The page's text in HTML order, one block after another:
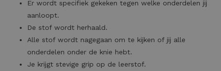
Er wordt specifiek gekeken tegen welke onderdelen jij
aanloopt.
De stof wordt herhaald.
Alle stof wordt nagegaan om te kijken of jij alle
onderdelen onder de knie hebt.
Je krijgt stevige grip op de leerstof.